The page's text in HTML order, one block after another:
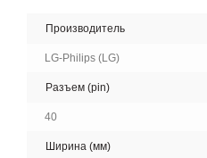
Производитель
LG-Philips (LG)
Разъем (pin)
40
Ширина (мм)